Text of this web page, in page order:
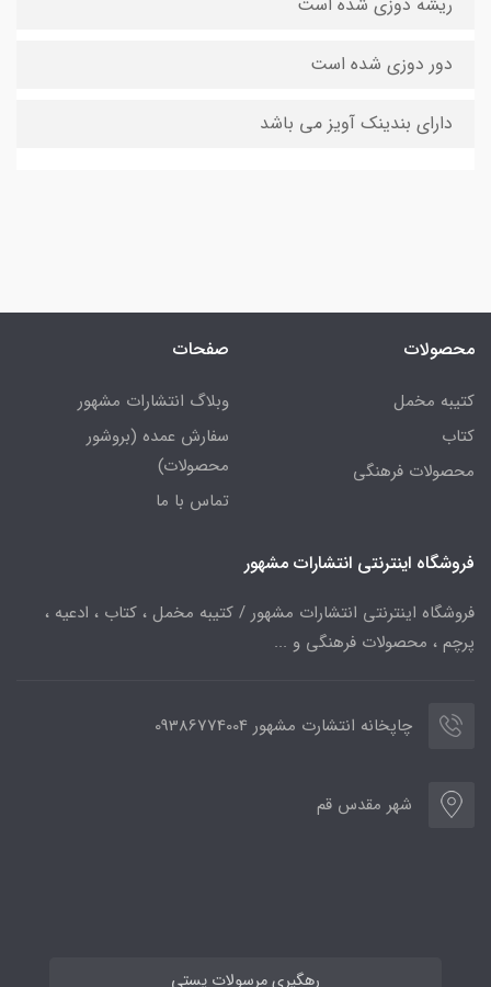
دور دوزی شده است
دارای بندینک آویز می باشد
محصولات
کتیبه مخمل
کتاب
محصولات فرهنگی
صفحات
وبلاگ انتشارات مشهور
سفارش عمده (بروشور
محصولات)
تماس با ما
فروشگاه اینترنتی انتشارات مشهور
فروشگاه اینترنتی انتشارات مشهور / کتیبه مخمل ، کتاب ، ادعیه ،
پرچم ، محصولات فرهنگی و ...
چاپخانه انتشارت مشهور 09386774004
شهر مقدس قم
رهگیری مرسولات پستی